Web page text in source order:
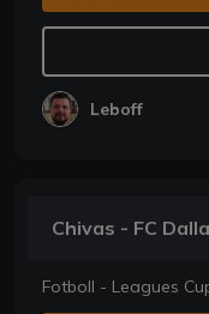
Leboff
Chivas - FC
Fotboll - Leagues